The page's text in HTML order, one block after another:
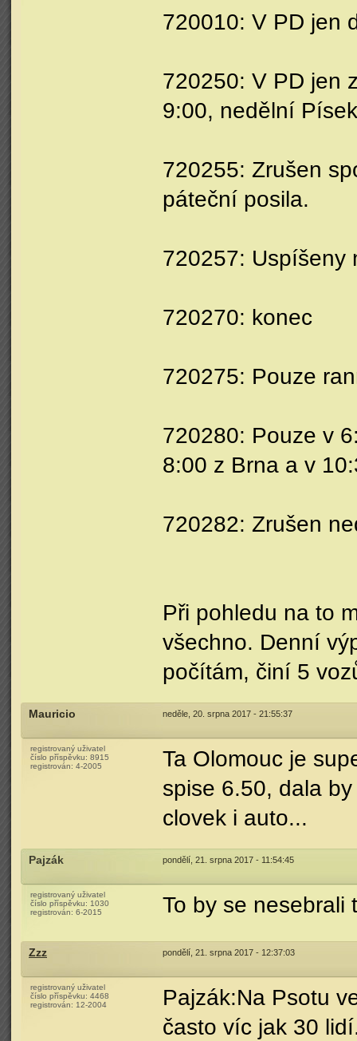
720010: V PD jen
720250: V PD jen
9:00, nedělní
720255: Zrušen
páteční posila.
720257: Uspíšeny
720270: konec
720275: Pouze
720280: Pouze v
8:00 z Brna a v
720282: Zrušen
Při pohledu na to
všechno. Denní
počítám, činí 5
Mauricio neděle, 20. srpna 2017 - 21:55:37
registrovaný uživatel
číslo příspěvku: 8915
registrován: 4-2005
Ta Olomouc je
spise 6.50, dala
clovek i auto...
Pajzák pondělí, 21. srpna 2017 - 11:54:45
registrovaný uživatel
číslo příspěvku: 1030
registrován: 6-2015 To by se nesebrali
Zzz pondělí, 21. srpna 2017 - 12:37:03
registrovaný uživatel
číslo příspěvku: 4468
registrován: 12-2004
Pajzák:Na Psotu
často víc jak 30